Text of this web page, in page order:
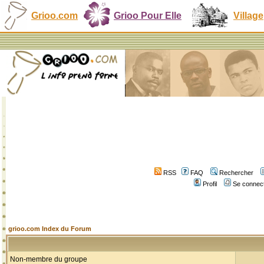
Grioo.com Grioo Pour Elle Village
RSS FAQ
Rechercher
Profil
Se
grioo.com Index du Forum
Non-membre du groupe